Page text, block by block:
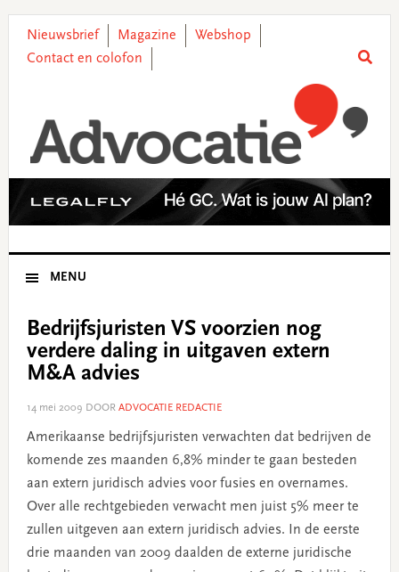
primary
main
primary
footer
Nieuwsbrief Magazine
Webshop
Contact en colofon
MENU
Bedrijfsjuristen VS voorzien nog
verdere daling in uitgaven extern
M&A advies
14 mei 2009 DOOR ADVOCATIE REDACTIE
Amerikaanse bedrijfsjuristen verwachten dat bedrijven de
komende zes maanden 6,8% minder te gaan besteden
aan extern juridisch advies voor fusies en overnames.
Over alle rechtgebieden verwacht men juist 5% meer te
zullen uitgeven aan extern juridisch advies. In de eerste
drie maanden van 2009 daalden de externe juridische